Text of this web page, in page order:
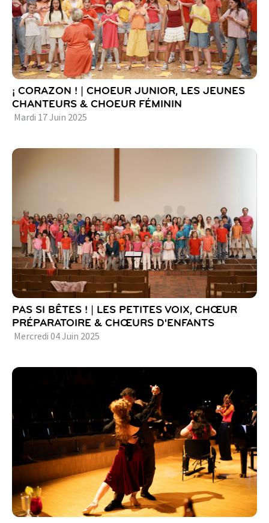
¡ CORAZON ! | CHOEUR JUNIOR, LES JEUNES
CHANTEURS & CHOEUR FÉMININ
Mardi 17Juin 2025
PAS SI BÊTES ! | LES PETITES VOIX, CHŒUR
PRÉPARATOIRE & CHŒURS D'ENFANTS
Mercredi 04Juin 2025